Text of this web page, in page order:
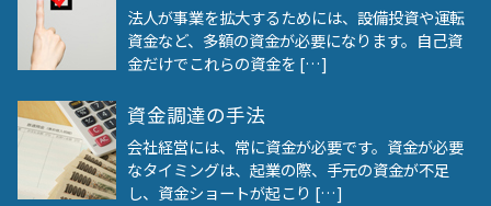
法人が事業を拡大するためには、設備投資や運転
資金など、多額の資金が必要になります。自己資
金だけでこれらの資金を […]
資金調達の手法
会社経営には、常に資金が必要です。資金が必要
なタイミングは、起業の際、手元の資金が不足
し、資金ショートが起こり […]